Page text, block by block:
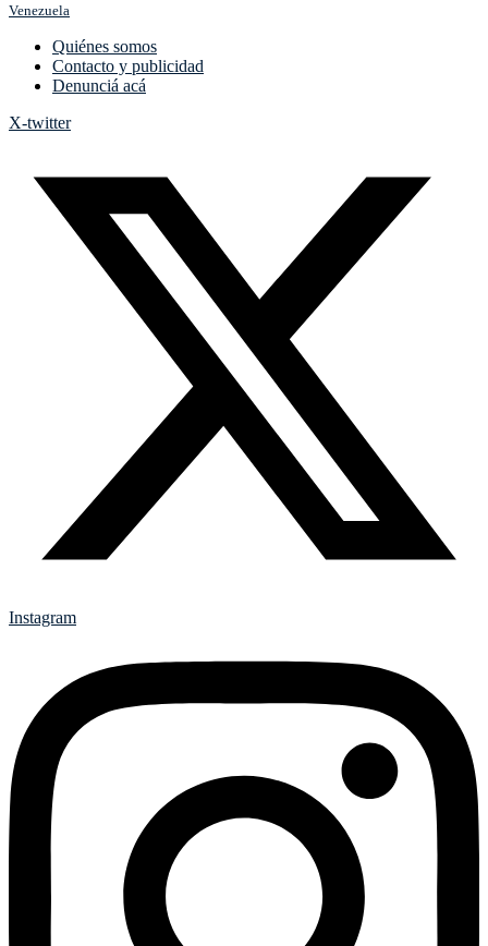
Venezuela
Quiénes somos
Contacto y publicidad
Denunciá acá
X-twitter
Instagram